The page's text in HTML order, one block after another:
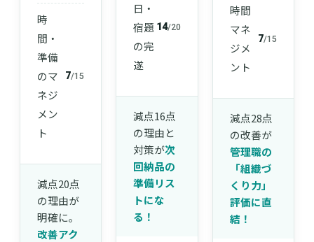
時
間・
準備
のマ
ネジ
メン
ト
7/15
減点20点
の理由が
明確に。
改善アク
日・
宿題
の完
遂
14/20
減点16点
の理由と
対策が次
回納品の
準備リス
トにな
る！
時間
マネ
ジメ
ント
7/15
減点28点
の改善が
管理職の
「組織づ
くり力」
評価に直
結！